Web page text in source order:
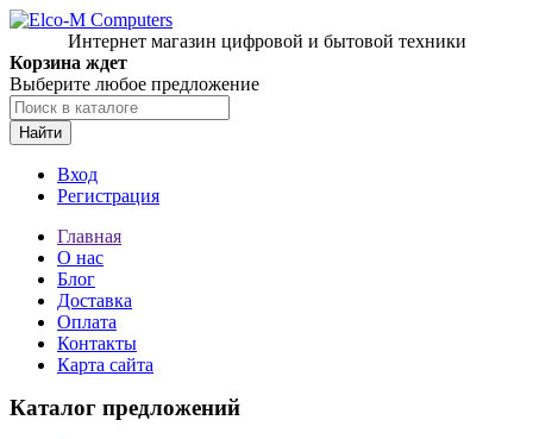
Интернет магазин цифровой и бытовой техники
Корзина ждет
Выберите любое предложение
Найти
Вход
Регистрация
Главная
О нас
Блог
Доставка
Оплата
Контакты
Карта сайта
Каталог предложений